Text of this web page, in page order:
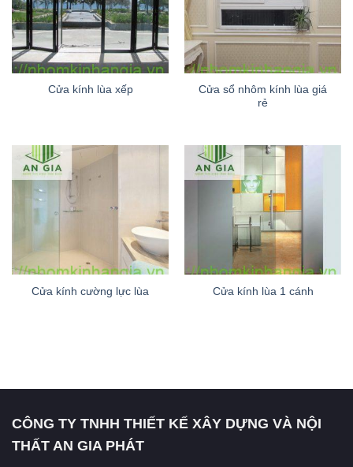
Cửa kính lùa xếp
Cửa sổ nhôm kính lùa giá
rẻ
Cửa kính cường lực lùa Cửa kính lùa 1 cánh
CÔNG TY TNHH THIẾT KẾ XÂY DỰNG VÀ NỘI
THẤT AN GIA PHÁT